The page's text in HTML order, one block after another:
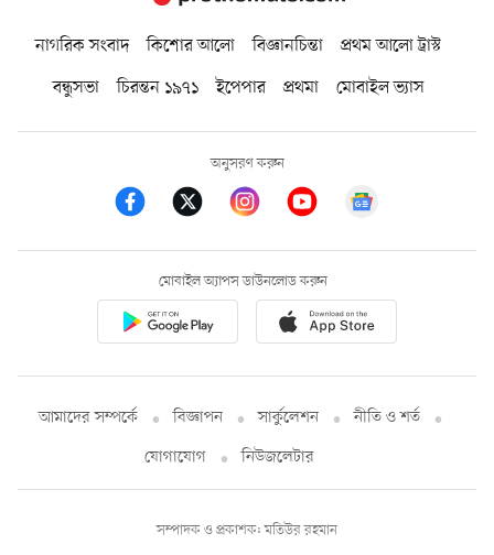
নাগরিক সংবাদ কিশোর আলো বিজ্ঞানচিন্তা
প্রথম আলো ট্রাস্ট
বন্ধুসভা
চিরন্তন ১৯৭১ ইপেপার প্রথমা মোবাইল ভ্যাস
অনুসরণ করুন
মোবাইল অ্যাপস ডাউনলোড করুন
আমাদের সম্পর্কে বিজ্ঞাপন সার্কুলেশন
নীতি ও শর্ত
যোগাযোগ
নিউজলেটার
সম্পাদক ও প্রকাশক: মতিউর রহমান